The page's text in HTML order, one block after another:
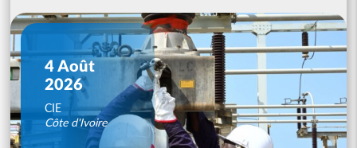
4 Août
2026
CIE
Côte d'Ivoire